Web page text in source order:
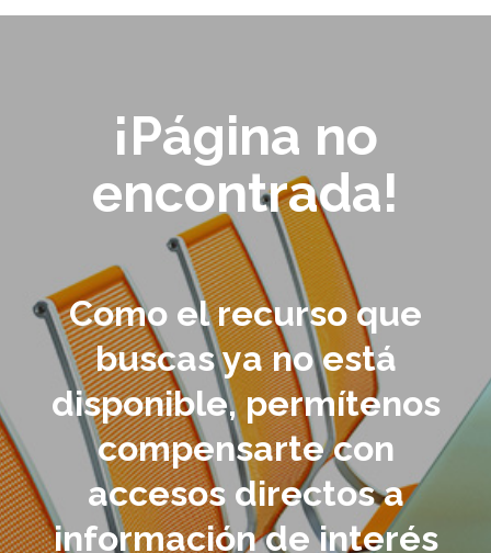
¡Página no
encontrada!
Como el recurso que
buscas ya no está
disponible, permítenos
compensarte con
accesos directos a
información de interés